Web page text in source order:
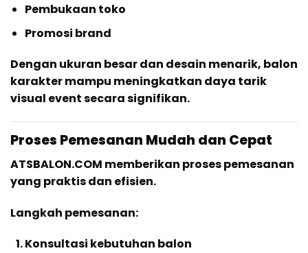
Pembukaan toko
Promosi brand
Dengan ukuran besar dan desain menarik, balon
karakter mampu meningkatkan daya tarik
visual event secara signifikan.
Proses Pemesanan Mudah dan Cepat
ATSBALON.COM memberikan proses pemesanan
yang praktis dan efisien.
Langkah pemesanan:
Konsultasi kebutuhan balon